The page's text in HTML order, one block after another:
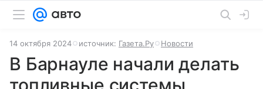
14 октября 2024 источник: Газета.Ру Новости
В Барнауле начали делать